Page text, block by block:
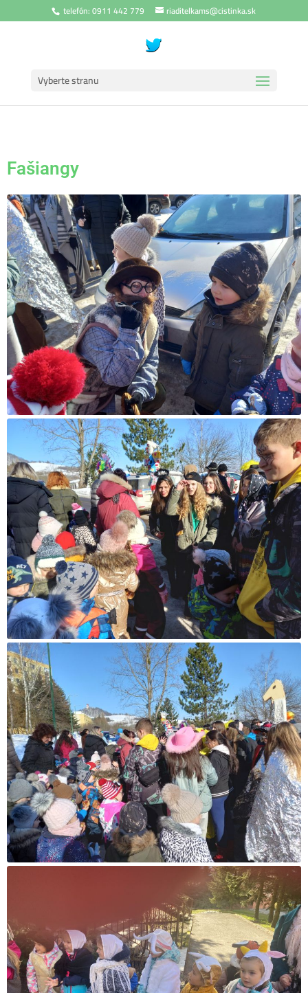
telefón: 0911 442 779 riaditelkams@cistinka.sk
Vyberte stranu
Fašiangy